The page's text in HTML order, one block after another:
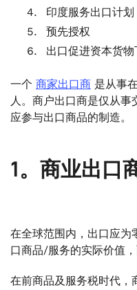
印度服务出口计划
预先授权
出口促进资本货
一个 商家出口商 是从事
人。商户出口商是仅从事
应参与出口商品的制造。
1。商业出口
在全球范围内，出口应为
口商品/服务的实际价值，
在前商品及服务税时代，